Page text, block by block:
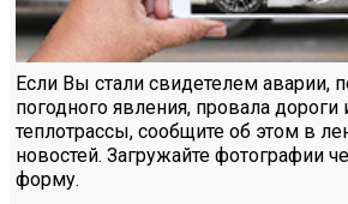
Если Вы стали свидетелем аварии,
погодного явления, провала
теплотрассы, сообщите об этом в
новостей. Загружайте фотографии
форму.